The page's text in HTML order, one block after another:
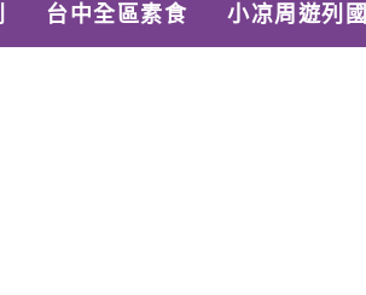
台中全區素食 小凉周遊列國